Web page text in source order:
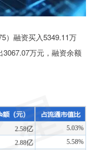
）融资买入5349.11万
万元，融资余额